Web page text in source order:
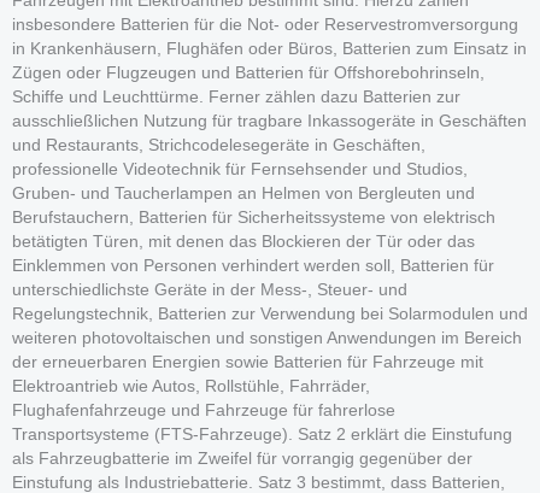
insbesondere Batterien für die Not- oder Reservestromversorgung
in Krankenhäusern, Flughäfen oder Büros, Batterien zum Einsatz in
Zügen oder Flugzeugen und Batterien für Offshorebohrinseln,
Schiffe und Leuchttürme. Ferner zählen dazu Batterien zur
ausschließlichen Nutzung für tragbare Inkassogeräte in Geschäften
und Restaurants, Strichcodelesegeräte in Geschäften,
professionelle Videotechnik für Fernsehsender und Studios,
Gruben- und Taucherlampen an Helmen von Bergleuten und
Berufstauchern, Batterien für Sicherheitssysteme von elektrisch
betätigten Türen, mit denen das Blockieren der Tür oder das
Einklemmen von Personen verhindert werden soll, Batterien für
unterschiedlichste Geräte in der Mess-, Steuer- und
Regelungstechnik, Batterien zur Verwendung bei Solarmodulen und
weiteren photovoltaischen und sonstigen Anwendungen im Bereich
der erneuerbaren Energien sowie Batterien für Fahrzeuge mit
Elektroantrieb wie Autos, Rollstühle, Fahrräder,
Flughafenfahrzeuge und Fahrzeuge für fahrerlose
Transportsysteme (FTS-Fahrzeuge). Satz 2 erklärt die Einstufung
als Fahrzeugbatterie im Zweifel für vorrangig gegenüber der
Einstufung als Industriebatterie. Satz 3 bestimmt, dass Batterien,